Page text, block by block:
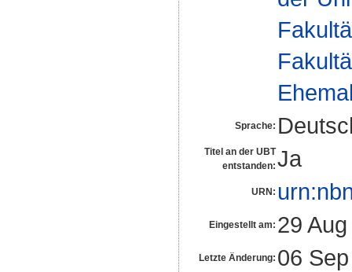
Sprache:
Titel an der UBT
entstanden: Ja
URN:
Eingestellt am: 29
Letzte Änderung: 06